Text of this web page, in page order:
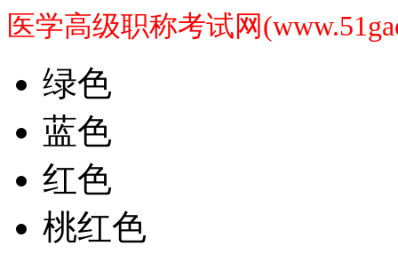
医学高级职称考试网
绿色
蓝色
红色
桃红色